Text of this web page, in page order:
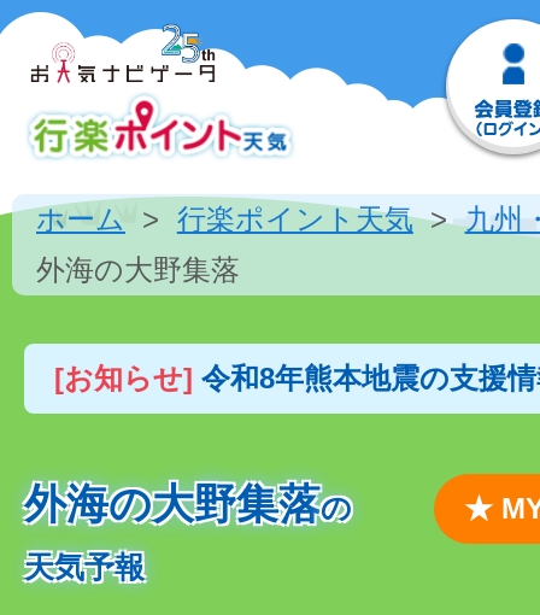
ホーム 行楽ポイント天気
九州
外海の大野集落
[お知らせ] 令和8年熊本地震の支援
外海の大野集落の
天気予報
★